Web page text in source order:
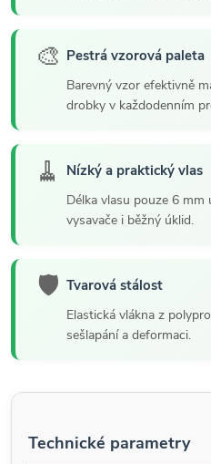
🎨 Pestrá vzorová paleta
Barevný vzor efektivně
drobky v každodenním
🧹 Nízký a praktický vlas
Délka vlasu pouze 6
vysavače i běžný úklid.
🛡️ Tvarová stálost
Elastická vlákna z
sešlapání a deformaci.
Technické parametry